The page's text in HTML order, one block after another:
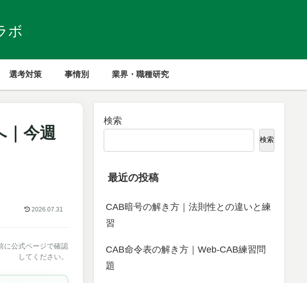
ボ
選考対策 事情別 業界・職種研究
｜今週
2026.07.31
に公式ページで確認
してください。
検索
検索
最近の投稿
CAB暗号の解き方｜法則性との違いと練
習
CAB命令表の解き方｜Web-CAB練習問
題